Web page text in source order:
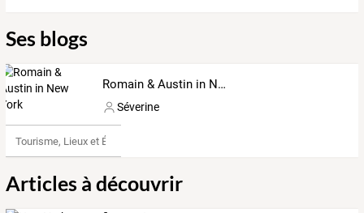
Ses blogs
Romain & Austin in New York
Séverine
Tourisme, Lieux et Événements
Articles à découvrir